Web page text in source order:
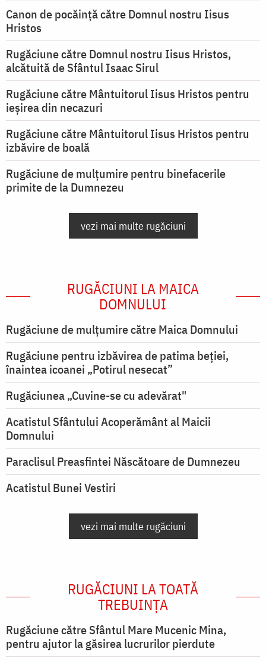
Canon de pocăință către Domnul nostru Iisus
Hristos
Rugăciune către Domnul nostru Iisus Hristos,
alcătuită de Sfântul Isaac Sirul
Rugăciune către Mântuitorul Iisus Hristos pentru
ieşirea din necazuri
Rugăciune către Mântuitorul Iisus Hristos pentru
izbăvire de boală
Rugăciune de mulțumire pentru binefacerile
primite de la Dumnezeu
vezi mai multe rugăciuni
RUGĂCIUNI LA MAICA
DOMNULUI
Rugăciune de mulţumire către Maica Domnului
Rugăciune pentru izbăvirea de patima beției,
înaintea icoanei „Potirul nesecat”
Rugăciunea „Cuvine-se cu adevărat"
Acatistul Sfântului Acoperământ al Maicii
Domnului
Paraclisul Preasfintei Născătoare de Dumnezeu
Acatistul Bunei Vestiri
vezi mai multe rugăciuni
RUGĂCIUNI LA TOATĂ
TREBUINȚA
Rugăciune către Sfântul Mare Mucenic Mina,
pentru ajutor la găsirea lucrurilor pierdute